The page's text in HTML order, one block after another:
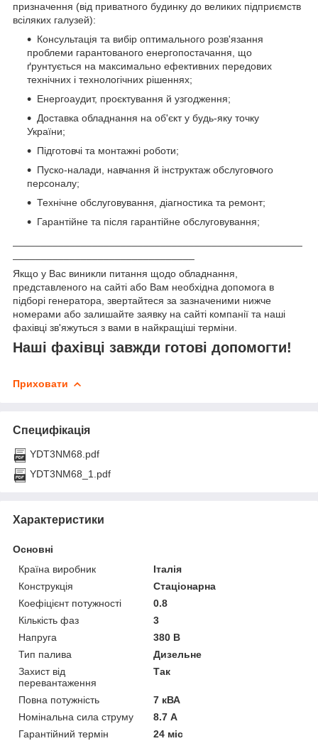
призначення (від приватного будинку до великих підприємств
всіляких галузей):
Консультація та вибір оптимального розв'язання
проблеми гарантованого енергопостачання, що
ґрунтується на максимально ефективних передових
технічних і технологічних рішеннях;
Енергоаудит, проєктування й узгодження;
Доставка обладнання на об'єкт у будь-яку точку
України;
Підготовчі та монтажні роботи;
Пуско-налади, навчання й інструктаж обслуговчого
персоналу;
Технічне обслуговування, діагностика та ремонт;
Гарантійне та після гарантійне обслуговування;
Якщо у Вас виникли питання щодо обладнання,
представленого на сайті або Вам необхідна допомога в
підборі генератора, звертайтеся за зазначеними нижче
номерами або залишайте заявку на сайті компанії та наші
фахівці зв'яжуться з вами в найкращіші терміни.
Наші фахівці завжди готові допомогти!
Приховати
Специфікація
YDT3NM68.pdf
YDT3NM68_1.pdf
Характеристики
Основні
Країна виробник
Італія
Конструкція
Стаціонарна
Коефіцієнт потужності
0.8
Кількість фаз
3
Напруга
380 В
Тип палива
Дизельне
Захист від
перевантаження
Так
Повна потужність
7 кВА
Номінальна сила струму
8.7 А
Гарантійний термін
24 міс